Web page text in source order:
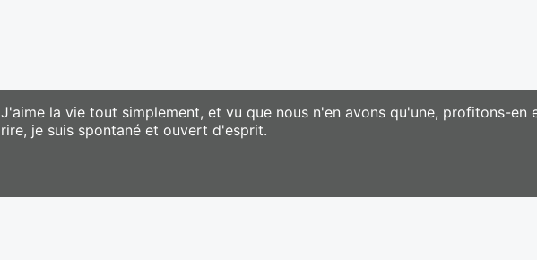
J'aime la vie tout simplement, et vu que nous n'en avons qu'une, profitons-en
rire, je suis spontané et ouvert d'esprit.